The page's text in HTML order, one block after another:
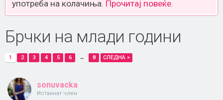
употреба на колачиња. Прочитај повеќе.
Брчки на млади години
1 2 3 4 5 6 → 8 СЛЕДНА >
sonuvacka
Истакнат член